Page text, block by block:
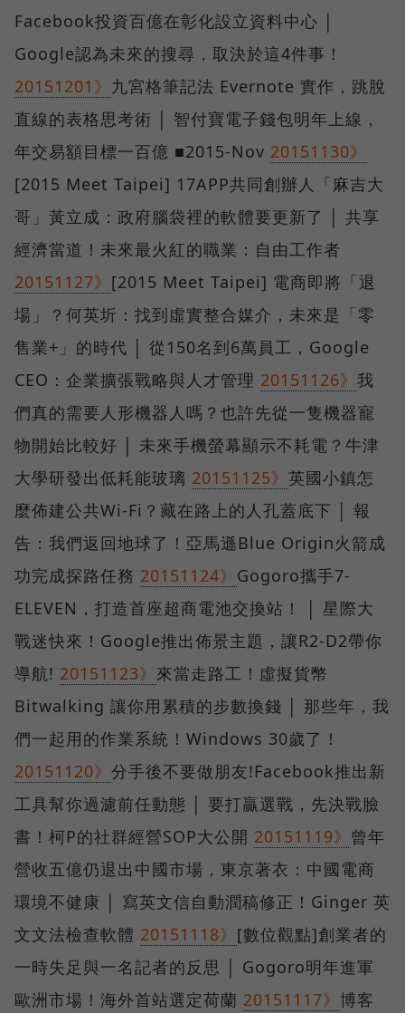
Facebook投資百億在彰化設立資料中心 │
Google認為未來的搜尋，取決於這4件事！
20151201》 九宮格筆記法 Evernote 實作，跳脫
直線的表格思考術 │ 智付寶電子錢包明年上線，
年交易額目標一百億 ■2015-Nov 20151130》
[2015 Meet Taipei] 17APP共同創辦人「麻吉大
哥」黃立成：政府腦袋裡的軟體要更新了 │ 共享
經濟當道！未來最火紅的職業：自由工作者
20151127》 [2015 Meet Taipei] 電商即將「退
場」？何英圻：找到虛實整合媒介，未來是「零
售業+」的時代 │ 從150名到6萬員工，Google
CEO：企業擴張戰略與人才管理 20151126》 我
們真的需要人形機器人嗎？也許先從一隻機器寵
物開始比較好 │ 未來手機螢幕顯示不耗電？牛津
大學研發出低耗能玻璃 20151125》 英國小鎮怎
麼佈建公共Wi-Fi？藏在路上的人孔蓋底下 │ 報
告：我們返回地球了！亞馬遜Blue Origin火箭成
功完成探路任務 20151124》 Gogoro攜手7-
ELEVEN，打造首座超商電池交換站！ │ 星際大
戰迷快來！Google推出佈景主題，讓R2-D2帶你
導航! 20151123》 來當走路工！虛擬貨幣
Bitwalking 讓你用累積的步數換錢 │ 那些年，我
們一起用的作業系統！Windows 30歲了！
20151120》 分手後不要做朋友!Facebook推出新
工具幫你過濾前任動態 │ 要打贏選戰，先決戰臉
書！柯P的社群經營SOP大公開 20151119》 曾年
營收五億仍退出中國市場，東京著衣：中國電商
環境不健康 │ 寫英文信自動潤稿修正！Ginger 英
文文法檢查軟體 20151118》 [數位觀點]創業者的
一時失足與一名記者的反思 │ Gogoro明年進軍
歐洲市場！海外首站選定荷蘭 20151117》 博客